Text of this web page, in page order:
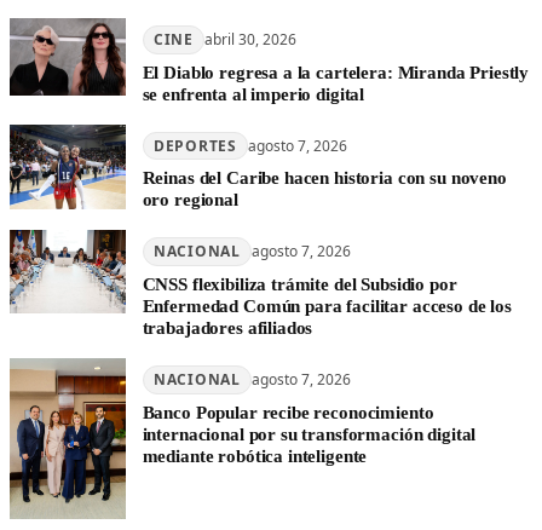
CINE abril 30, 2026
El Diablo regresa a la cartelera: Miranda Priestly
se enfrenta al imperio digital
DEPORTES agosto 7, 2026
Reinas del Caribe hacen historia con su noveno
oro regional
NACIONAL agosto 7, 2026
CNSS flexibiliza trámite del Subsidio por
Enfermedad Común para facilitar acceso de los
trabajadores afiliados
NACIONAL agosto 7, 2026
Banco Popular recibe reconocimiento
internacional por su transformación digital
mediante robótica inteligente